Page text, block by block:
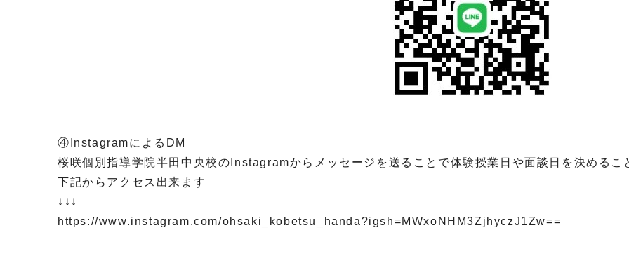
④InstagramによるDM
桜咲個別指導学院半田中央校のInstagramからメッセージを送ることで体験授業日や面談日を決めるこ
下記からアクセス出来ます
↓↓↓
https://www.instagram.com/ohsaki_kobetsu_handa?igsh=MWxoNHM3ZjhyczJ1Zw==